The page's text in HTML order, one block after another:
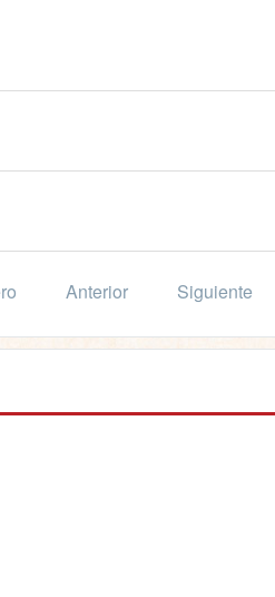
Anterior Siguiente